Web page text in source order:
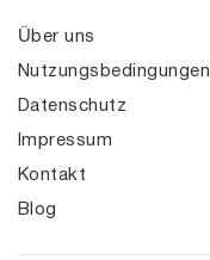
Über uns
Nutzungsbedingungen
Datenschutz
Impressum
Kontakt
Blog